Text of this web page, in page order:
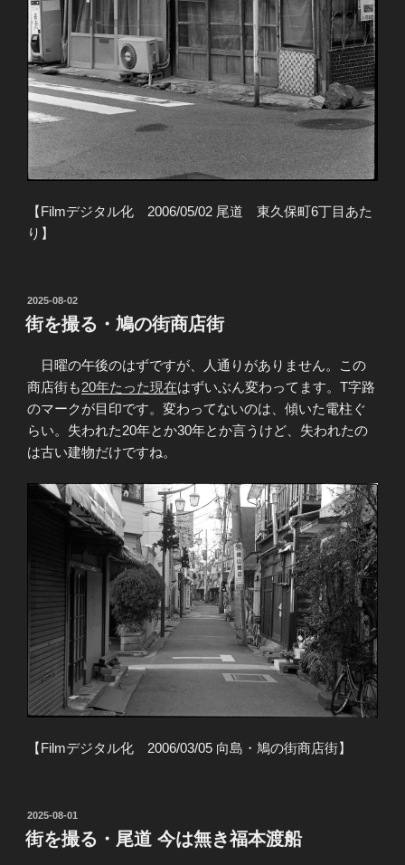
【Filmデジタル化 2006/05/02 尾道 東久保町6丁目あた
り】
投
稿
日:
2025-08-02
街を撮る・鳩の街商店街
日曜の午後のはずですが、人通りがありません。この
商店街も20年たった現在はずいぶん変わってます。T字路
のマークが目印です。変わってないのは、傾いた電柱ぐ
らい。失われた20年とか30年とか言うけど、失われたの
は古い建物だけですね。
【Filmデジタル化 2006/03/05 向島・鳩の街商店街】
投
稿
日:
2025-08-01
街を撮る・尾道 今は無き福本渡船